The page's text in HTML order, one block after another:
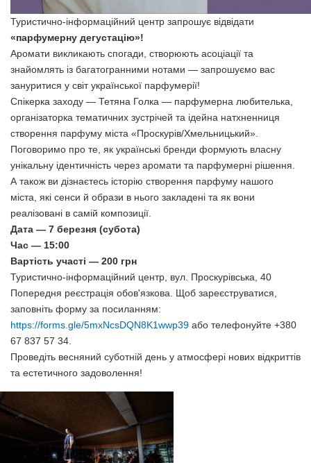
Туристично-інформаційний центр запрошує відвідати
«парфумерну дегустацію»!
Аромати викликають спогади, створюють асоціації та
знайомлять із багатогранними нотами — запрошуємо вас
зануритися у світ української парфумерії!
Спікерка заходу — Тетяна Голка — парфумерна любителька,
організаторка тематичних зустрічей та ідейна натхненниця
створення парфуму міста «Проскурів/Хмельницький».
Поговоримо про те, як українські бренди формують власну
унікальну ідентичність через аромати та парфумерні рішення.
А також ви дізнаєтесь історію створення парфуму нашого
міста, які сенси й образи в нього закладені та як вони
реалізовані в самій композиції.
Дата — 7 березня (субота)
Час — 15:00
Вартість участі — 200 грн
Туристично-інформаційний центр, вул. Проскурівська, 40
Попередня реєстрація обов'язкова. Щоб зареєструватися,
заповніть форму за посиланням:
https://forms.gle/5mxNcsDQN8K1wwp39 або телефонуйте +380
67 837 57 34.
Проведіть весняний суботній день у атмосфері нових відкриттів
та естетичного задоволення!